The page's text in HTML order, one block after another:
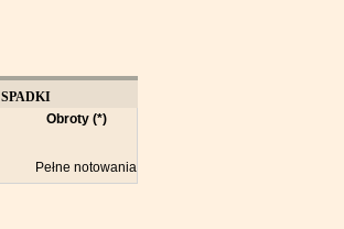
SPADKI
Obroty (*)
Pełne notowania